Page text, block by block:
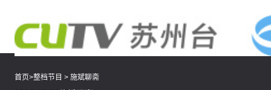
首页>整档节目 > 施斌聊斋